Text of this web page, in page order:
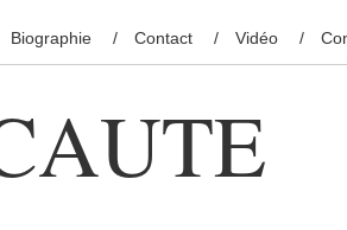
Biographie Contact Vidéo